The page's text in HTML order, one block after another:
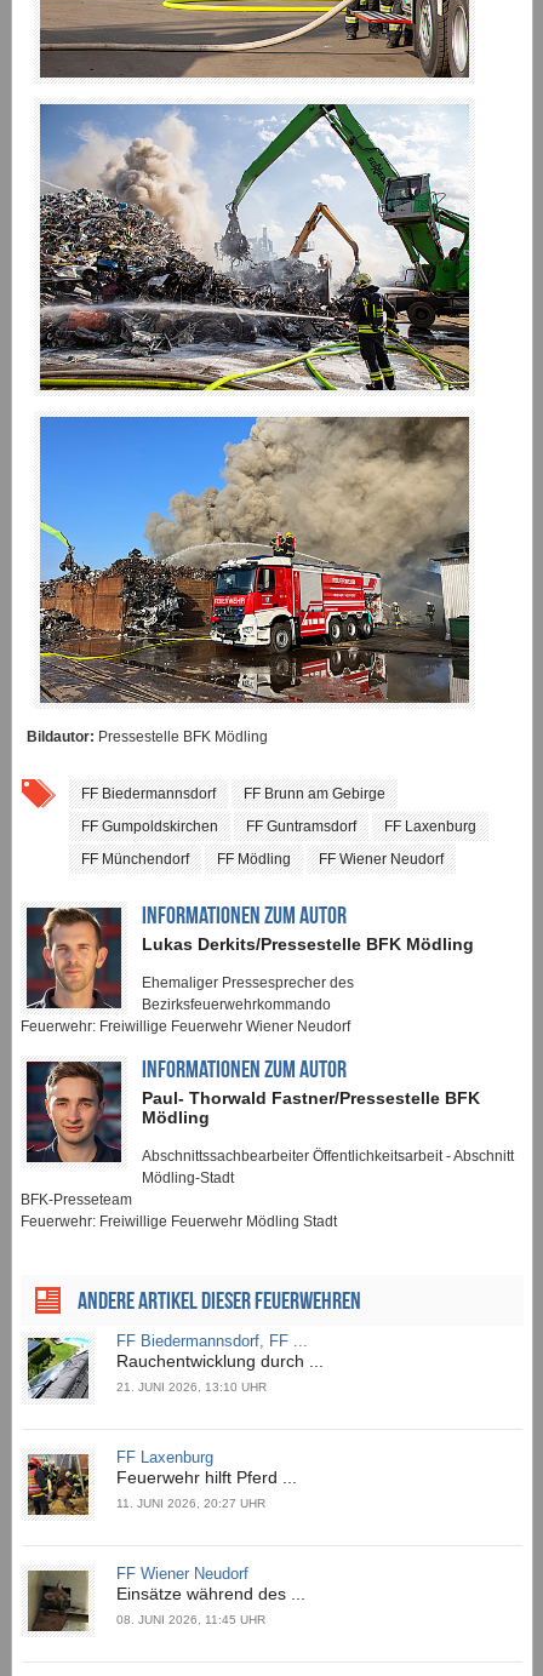
Bildautor: Pressestelle BFK Mödling
FF Biedermannsdorf
FF Brunn am Gebirge
FF Gumpoldskirchen
FF Guntramsdorf
FF Laxenburg
FF Münchendorf
FF Mödling FF Wiener Neudorf
INFORMATIONEN ZUM AUTOR
Lukas Derkits/Pressestelle BFK Mödling
Ehemaliger Pressesprecher des
Bezirksfeuerwehrkommando
Feuerwehr: Freiwillige Feuerwehr Wiener Neudorf
INFORMATIONEN ZUM AUTOR
Paul- Thorwald Fastner/Pressestelle BFK
Mödling
Abschnittssachbearbeiter Öffentlichkeitsarbeit - Abschnitt
Mödling-Stadt
BFK-Presseteam
Feuerwehr: Freiwillige Feuerwehr Mödling Stadt
ANDERE ARTIKEL DIESER FEUERWEHREN
FF Biedermannsdorf, FF ...
Rauchentwicklung durch ...
21. JUNI 2026, 13:10 UHR
FF Laxenburg
Feuerwehr hilft Pferd ...
11. JUNI 2026, 20:27 UHR
FF Wiener Neudorf
Einsätze während des ...
08. JUNI 2026, 11:45 UHR